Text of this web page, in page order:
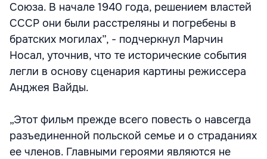
Союза. В начале 1940 года, решением властей
СССР они были расстреляны и погребены в
братских могилах”, - подчеркнул Марчин
Носал, уточнив, что те исторические события
легли в основу сценария картины режиссера
Анджея Вайды.
„Этот фильм прежде всего повесть о навсегда
разъединенной польской семье и о страданиях
ее членов. Главными героями являются не